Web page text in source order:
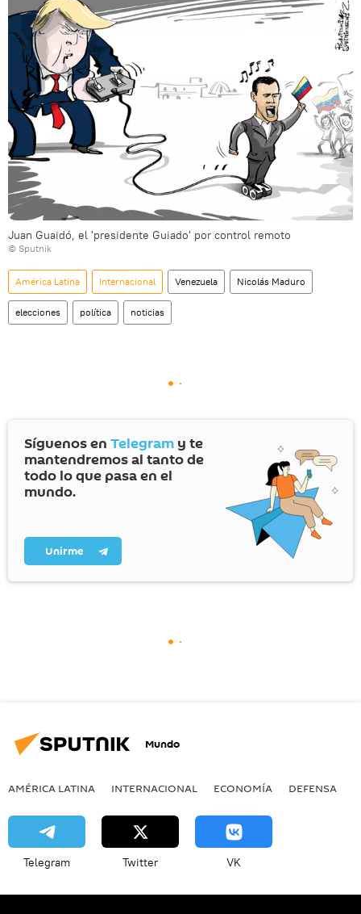
Juan Guaidó, el 'presidente Guiado' por control remoto
© Sputnik
América Latina Internacional Venezuela Nicolás Maduro
elecciones política noticias
Síguenos en Telegram y te
mantendremos al tanto de
todo lo que pasa en el
mundo.
Unirme
Mundo
AMÉRICA LATINA INTERNACIONAL ECONOMÍA DEFENSA
Telegram Twitter VK